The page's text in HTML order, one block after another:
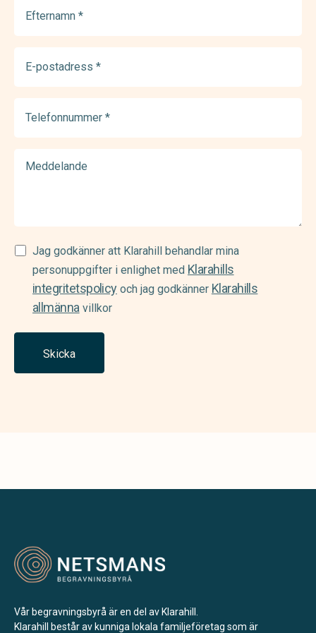
(Required)
postadress
(Required)
Samtycke
(Required)
Jag godkänner att Klarahill behandlar mina
personuppgifter i enlighet med Klarahills
integritetspolicyoch jag godkänner Klarahills
allmännavillkor
Skicka
Vår begravningsbyrå är en del av Klarahill.
Klarahill består av kunniga lokala familjeföretag som är